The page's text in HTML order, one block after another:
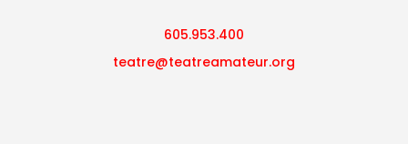
605.953.400
teatre@teatreamateur.org